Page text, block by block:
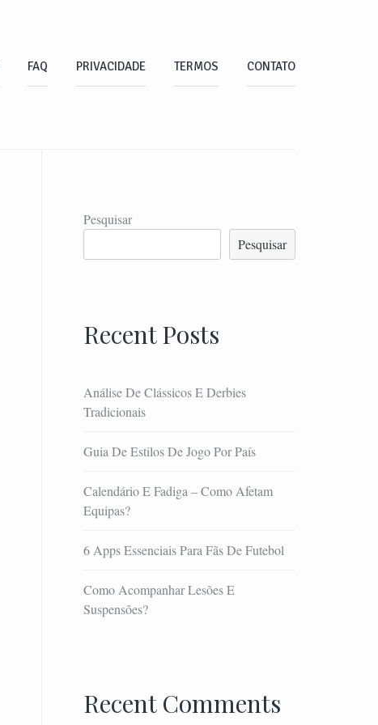
FAQ PRIVACIDADE TERMOS CONTATO
Pesquisar
Pesquisar
Recent Posts
Análise De Clássicos E Derbies
Tradicionais
Guia De Estilos De Jogo Por País
Calendário E Fadiga – Como Afetam
Equipas?
6 Apps Essenciais Para Fãs De Futebol
Como Acompanhar Lesões E
Suspensões?
Recent Comments